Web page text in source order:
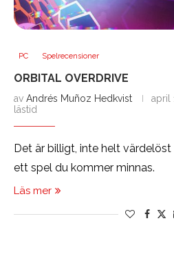
PC Spelrecensioner
ORBITAL OVERDRIVE
av Andrés Muñoz Hedkvist april
lästid
Det är billigt, inte helt
ett spel du kommer minnas.
Läs mer